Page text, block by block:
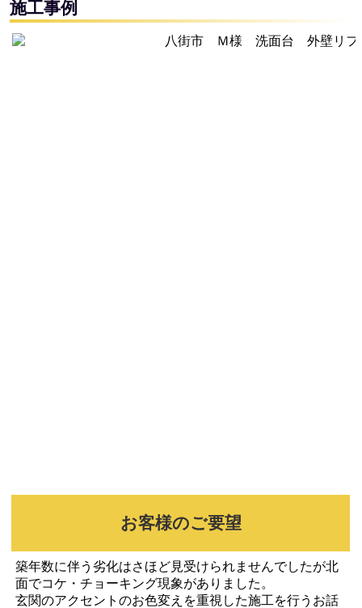
施工事例
お客様のご要望
築年数に伴う劣化はさほど見受けられませんでしたが北
面でコケ・チョーキング現象がありました。
玄関のアクセントのお色変えを重視した施工を行うお話